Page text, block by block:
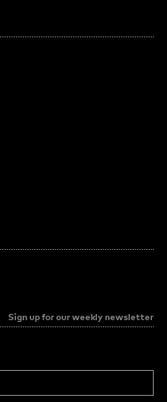
Sign up for our weekly newsletter